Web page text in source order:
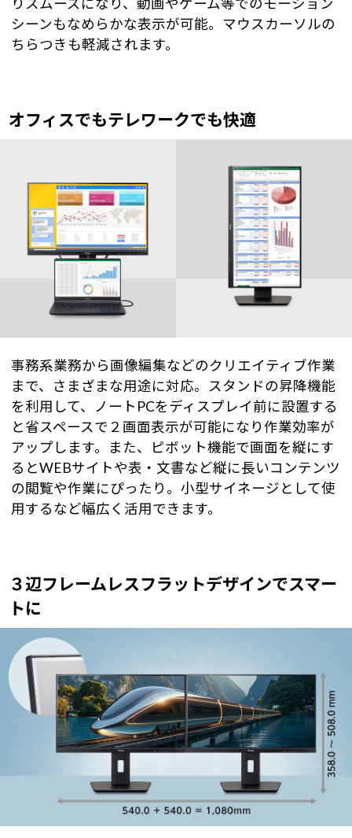
シーンもなめらかな表示が可能。マウスカーソルの
ちらつきも軽減されます。
オフィスでもテレワークでも快適
事務系業務から画像編集などのクリエイティブ作業
まで、さまざまな用途に対応。スタンドの昇降機能
を利用して、ノートPCをディスプレイ前に設置する
と省スペースで２画面表示が可能になり作業効率が
アップします。また、ピボット機能で画面を縦にす
るとWEBサイトや表・文書など縦に長いコンテンツ
の閲覧や作業にぴったり。小型サイネージとして使
用するなど幅広く活用できます。
３辺フレームレスフラットデザインでスマー
トに